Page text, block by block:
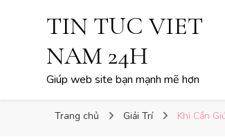
TIN TUC VIET
NAM 24H
Giúp web site bạn mạnh mẽ hơn
Trang chủ Giải Trí Khi Cần